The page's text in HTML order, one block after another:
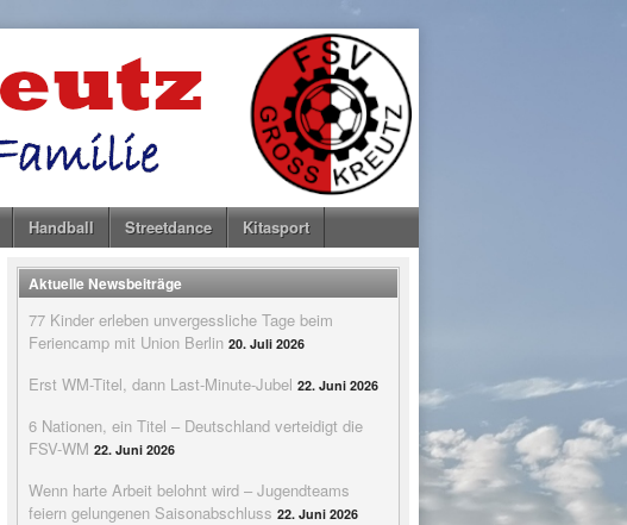
Handball Streetdance Kitasport
Aktuelle Newsbeiträge
77 Kinder erleben unvergessliche Tage beim
Feriencamp mit Union Berlin 20. Juli 2026
Erst WM-Titel, dann Last-Minute-Jubel 22. Juni 2026
6 Nationen, ein Titel – Deutschland verteidigt die
FSV-WM 22. Juni 2026
Wenn harte Arbeit belohnt wird – Jugendteams
feiern gelungenen Saisonabschluss 22. Juni 2026